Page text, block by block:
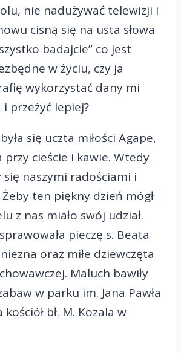
nie nadużywać telewizji i
cisną się na usta słowa
badajcie” co jest
w życiu, czy ja
wykorzystać dany mi
i przeżyć lepiej?
się uczta miłości Agape,
przy cieście i kawie. Wtedy
naszymi radościami i
ten piękny dzień mógł
z nas miało swój udział.
pieczę s. Beata
oraz miłe dziewczęta
Maluch bawiły
w parku im. Jana Pawła
bł. M. Kozala w